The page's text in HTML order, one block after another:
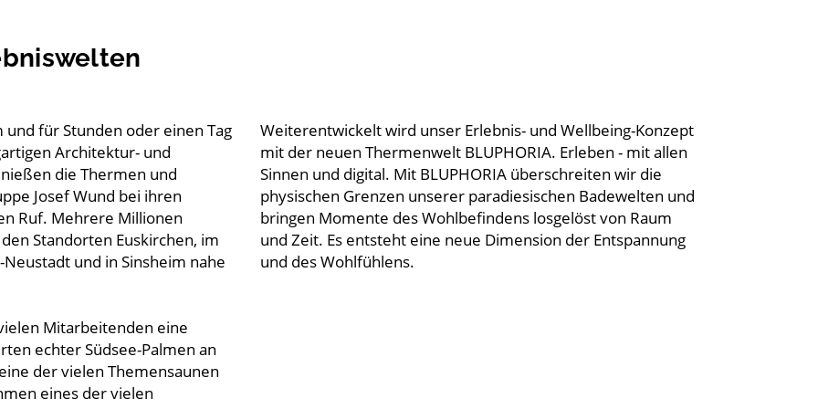
für Stunden oder einen Tag
Architektur- und
die Thermen und
Josef Wund bei ihren
Ruf. Mehrere Millionen
Standorten Euskirchen, im
und in Sinsheim nahe
Mitarbeitenden eine
echter Südsee-Palmen an
der vielen Themensaunen
eines der vielen
Weiterentwickelt wird unser Erlebnis- und Wellbeing-Konzept
mit der neuen Thermenwelt BLUPHORIA. Erleben - mit allen
Sinnen und digital. Mit BLUPHORIA überschreiten wir die
physischen Grenzen unserer paradiesischen Badewelten und
bringen Momente des Wohlbefindens losgelöst von Raum
und Zeit. Es entsteht eine neue Dimension der Entspannung
und des Wohlfühlens.